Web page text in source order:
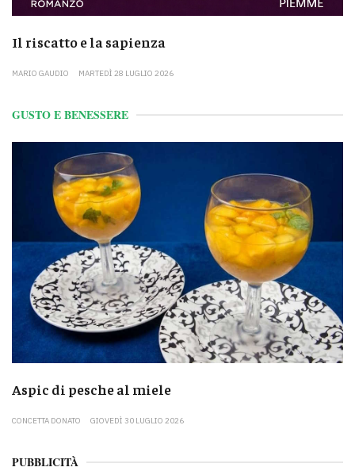
Il riscatto e la sapienza
MARIO GAUDIO MARTEDÌ 28 LUGLIO 2026
GUSTO E BENESSERE
Aspic di pesche al miele
CONCETTA DONATO GIOVEDÌ 30 LUGLIO 2026
PUBBLICITÀ